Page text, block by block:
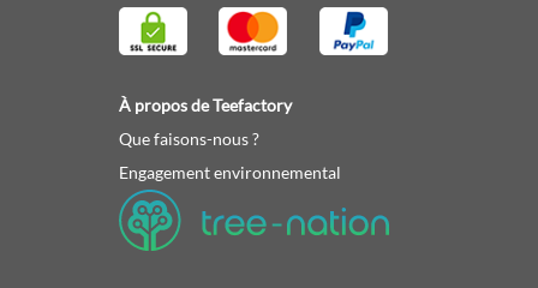
À propos de Teefactory
Que faisons-nous ?
Engagement environnemental